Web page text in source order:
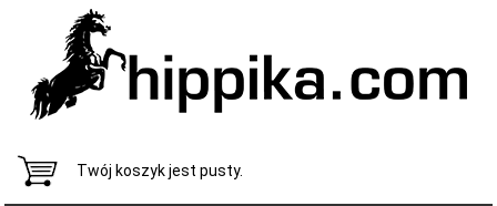
Twój koszyk jest pusty.